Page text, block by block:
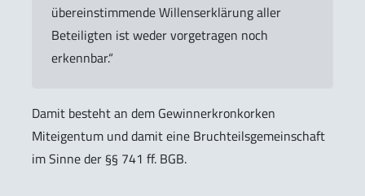
übereinstimmende Willenserklärung aller
Beteiligten ist weder vorgetragen noch
erkennbar.“
Damit besteht an dem Gewinnerkronkorken
Miteigentum und damit eine Bruchteilsgemeinschaft
im Sinne der §§ 741 ff. BGB.